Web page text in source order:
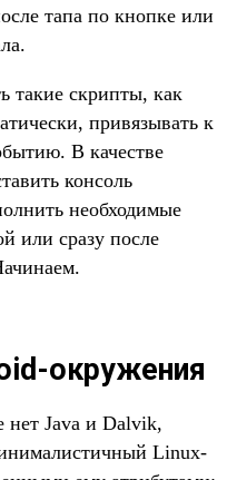
тапа по кнопке или
такие скрипты, как
привязывать к
В качестве
консоль
необходимые
или сразу после
окружения
нет Java и Dalvik,
Linux-